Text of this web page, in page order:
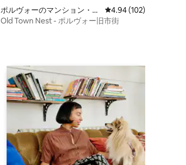
ポルヴォーのマンション・ア
パート
レビュー102件、5つ
4.94 (102)
Old Town Nest - ポルヴォー旧市街